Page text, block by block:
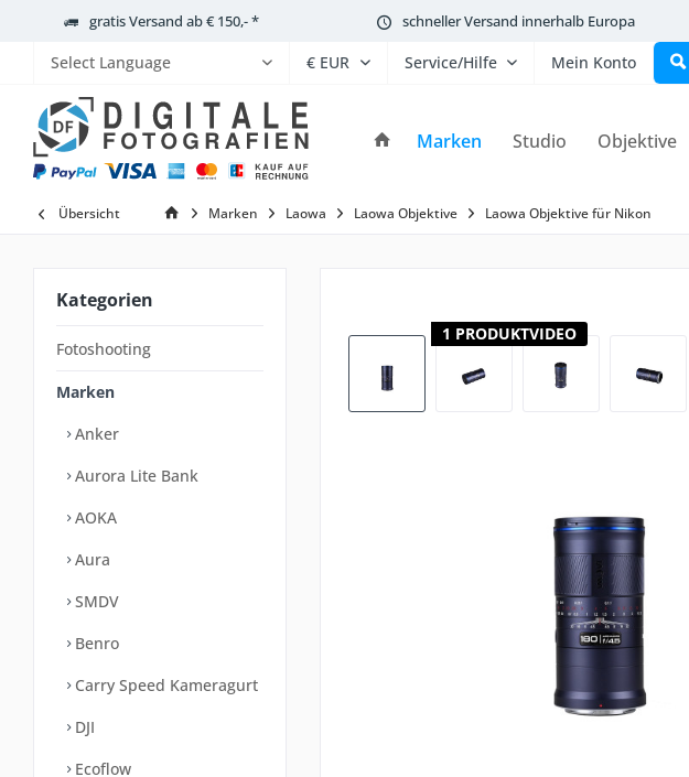
gratis Versand ab € 150,- * schneller Versand innerhalb Europa
Powered by
Service/Hilfe Mein Konto
Marken Studio Objektive
Übersicht Marken Laowa Laowa Objektive Laowa Objektive für Nikon
Kategorien
Fotoshooting
Marken
Anker
Aurora Lite Bank
AOKA
Aura
SMDV
Benro
Carry Speed Kameragurt
DJI
Ecoflow
1 PRODUKTVIDEO